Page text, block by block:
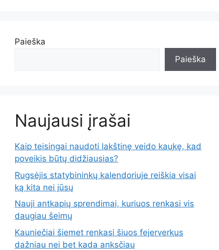
Paieška
Paieška
Naujausi įrašai
Kaip teisingai naudoti lakštinę veido kaukę, kad
poveikis būtų didžiausias?
Rugsėjis statybininkų kalendoriuje reiškia visai
ką kita nei jūsų
Nauji antkapių sprendimai, kuriuos renkasi vis
daugiau šeimų
Kauniečiai šiemet renkasi šiuos fejerverkus
dažniau nei bet kada anksčiau